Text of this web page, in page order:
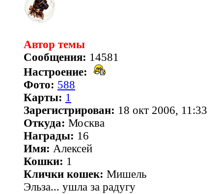
Автор темы
Сообщения: 14581
Настроение:
Фото: 588
Карты: 1
Зарегистрирован: 18 окт 2006, 11:33
Откуда: Москва
Награды: 16
Имя: Алексей
Кошки: 1
Клички кошек: Мишель
Эльза... ушла за радугу